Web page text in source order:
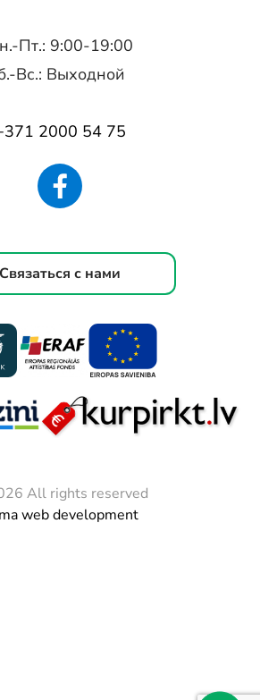
Пт.: 9:00-19:00
Вс.: Выходной
2000 54 75
Связаться с нами
All rights reserved
web development